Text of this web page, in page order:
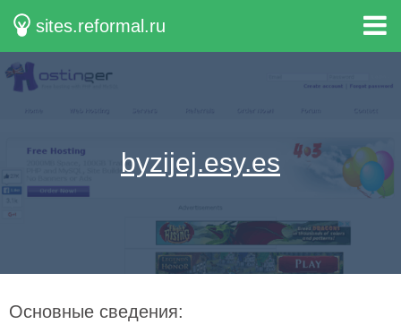
sites.reformal.ru
byzijej.esy.es
Основные сведения: